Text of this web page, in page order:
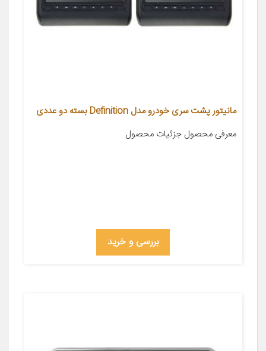
مانیتور پشت سری خودرو مدل Definition بسته دو عددی
معرفی محصول جزئیات محصول
بررسی و خرید